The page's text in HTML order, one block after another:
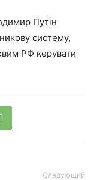
Путін
систему,
РФ керувати
Следующий